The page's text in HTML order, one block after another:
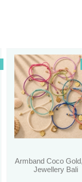
Armband Coco
Jewellery Bali